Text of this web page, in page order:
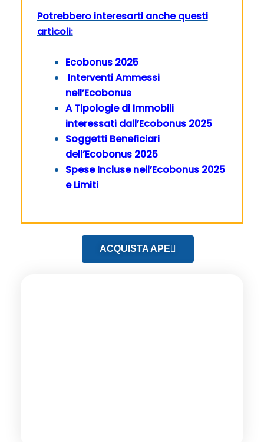
Potrebbero interesarti anche questi
articoli:
Ecobonus 2025
Interventi Ammessi
nell’Ecobonus
A Tipologie di Immobili
interessati dall’Ecobonus 2025
Soggetti Beneficiari
dell’Ecobonus 2025
Spese Incluse nell’Ecobonus 2025
e Limiti
ACQUISTA APE